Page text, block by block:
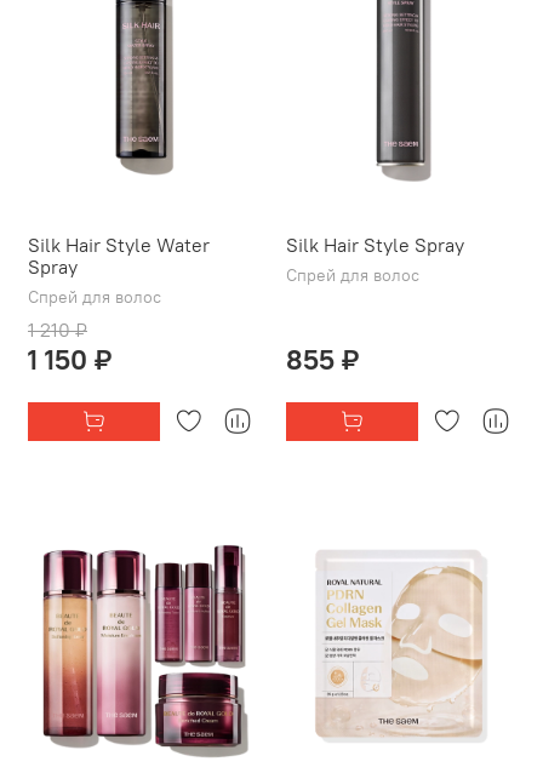
Silk Hair Style Water
Spray
Спрей для волос
1 210 ₽
1 150 ₽
Silk Hair Style Spray
Спрей для волос
855 ₽